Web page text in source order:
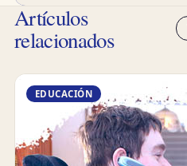
Artículos
relacionados
EDUCACIÓN